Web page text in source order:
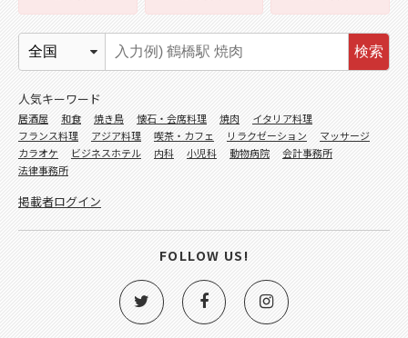
検索
人気キーワード
居酒屋 和食 焼き鳥 懐石・会席料理 焼肉
イタリア料理
フランス料理
アジア料理 喫茶・カフェ リラクゼーション
マッサージ
カラオケ
ビジネスホテル 内科 小児科 動物病院
会計事務所
法律事務所
掲載者ログイン
FOLLOW US!